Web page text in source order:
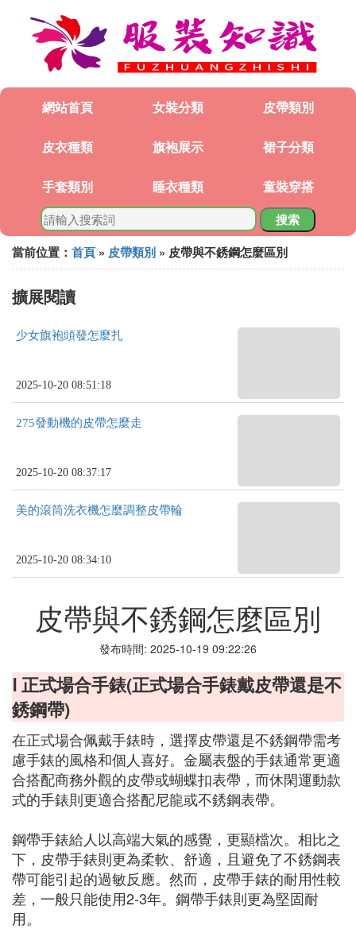
網站首頁 女裝分類 皮帶類別
皮衣種類 旗袍展示 裙子分類
手套類別 睡衣種類 童裝穿搭
搜索
當前位置： 首頁 » 皮帶類別 » 皮帶與不銹鋼怎麼區別
擴展閱讀
少女旗袍頭發怎麼扎
2025-10-20 08:51:18
275發動機的皮帶怎麼走
2025-10-20 08:37:17
美的滾筒洗衣機怎麼調整皮帶輪
2025-10-20 08:34:10
皮帶與不銹鋼怎麼區別
發布時間: 2025-10-19 09:22:26
Ⅰ 正式場合手錶(正式場合手錶戴皮帶還是不
銹鋼帶)
在正式場合佩戴手錶時，選擇皮帶還是不銹鋼帶需考
慮手錶的風格和個人喜好。金屬表盤的手錶通常更適
合搭配商務外觀的皮帶或蝴蝶扣表帶，而休閑運動款
式的手錶則更適合搭配尼龍或不銹鋼表帶。
鋼帶手錶給人以高端大氣的感覺，更顯檔次。相比之
下，皮帶手錶則更為柔軟、舒適，且避免了不銹鋼表
帶可能引起的過敏反應。然而，皮帶手錶的耐用性較
差，一般只能使用2-3年。鋼帶手錶則更為堅固耐
用。